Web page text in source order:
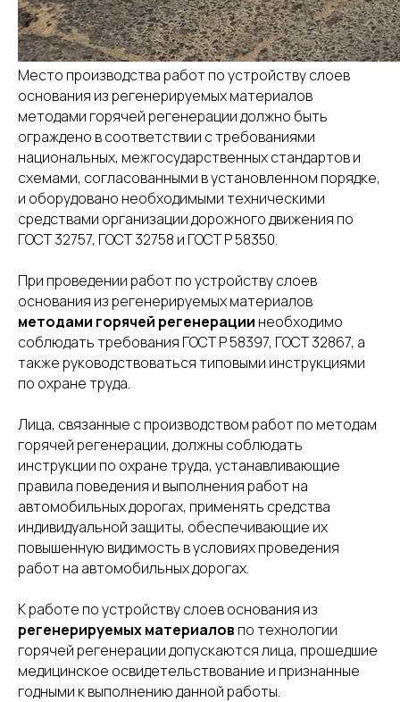
Место производства работ по устройству слоев
основания из регенерируемых материалов
методами горячей регенерации должно быть
ограждено в соответствии с требованиями
национальных, межгосударственных стандартов и
схемами, согласованными в установленном порядке,
и оборудовано необходимыми техническими
средствами организации дорожного движения по
ГОСТ 32757, ГОСТ 32758 и ГОСТ Р 58350.
При проведении работ по устройству слоев
основания из регенерируемых материалов
методами горячей регенерации необходимо
соблюдать требования ГОСТ Р 58397, ГОСТ 32867, а
также руководствоваться типовыми инструкциями
по охране труда.
Лица, связанные с производством работ по методам
горячей регенерации, должны соблюдать
инструкции по охране труда, устанавливающие
правила поведения и выполнения работ на
автомобильных дорогах, применять средства
индивидуальной защиты, обеспечивающие их
повышенную видимость в условиях проведения
работ на автомобильных дорогах.
К работе по устройству слоев основания из
регенерируемых материалов по технологии
горячей регенерации допускаются лица, прошедшие
медицинское освидетельствование и признанные
годными к выполнению данной работы.